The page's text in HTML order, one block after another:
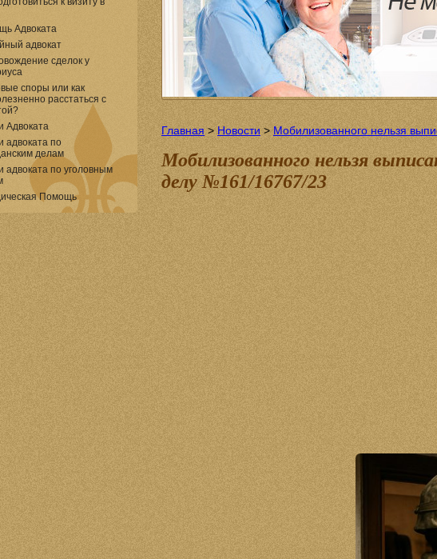
Главная >Новости>Мобилизованного нельзя
Мобилизованного нельзя
делу №161/16767/23
Адвоката
адвокат
сделок у
споры или как
расстаться с
Адвоката
адвоката по
делам
адвоката по уголовным
Помощь